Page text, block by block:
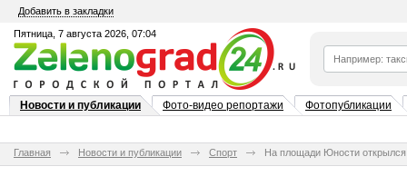
Добавить в закладки
Пятница, 7 августа 2026, 07:04
Новости и публикации Фото-видео репортажи Фотопубликации
Главная Новости и публикации Спорт На площади Юности